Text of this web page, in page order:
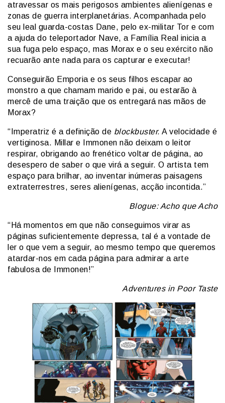
atravessar os mais perigosos ambientes alienígenas e
zonas de guerra interplanetárias. Acompanhada pelo
seu leal guarda-costas Dane, pelo ex-militar Tor e com
a ajuda do teleportador Nave, a Família Real inicia a
sua fuga pelo espaço, mas Morax e o seu exército não
recuarão ante nada para os capturar e executar!
Conseguirão Emporia e os seus filhos escapar ao
monstro a que chamam marido e pai, ou estarão à
mercê de uma traição que os entregará nas mãos de
Morax?
“Imperatriz é a definição de blockbuster. A velocidade é
vertiginosa. Millar e Immonen não deixam o leitor
respirar, obrigando ao frenético voltar de página, ao
desespero de saber o que virá a seguir. O artista tem
espaço para brilhar, ao inventar inúmeras paisagens
extraterrestres, seres alienígenas, acção incontida.”
Blogue: Acho que Acho
“Há momentos em que não conseguimos virar as
páginas suficientemente depressa, tal é a vontade de
ler o que vem a seguir, ao mesmo tempo que queremos
atardar-nos em cada página para admirar a arte
fabulosa de Immonen!”
Adventures in Poor Taste